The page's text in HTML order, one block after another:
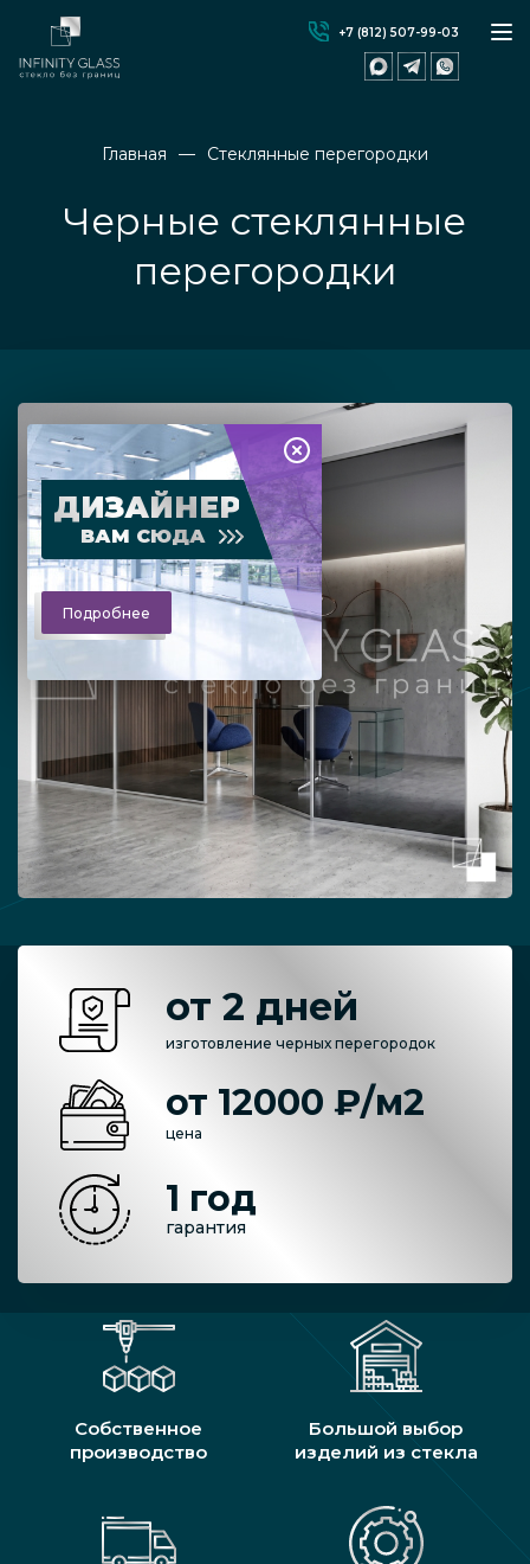
+7 (812) 507-99-03
Главная Стеклянные перегородки
Черные стеклянные
перегородки
ДИЗАЙНЕР
ВАМ СЮДА
Подробнее
от 2 дней
изготовление черных перегородок
от 12000 ₽/м2
цена
1 год
гарантия
Собственное
производство
Большой выбор
изделий из стекла